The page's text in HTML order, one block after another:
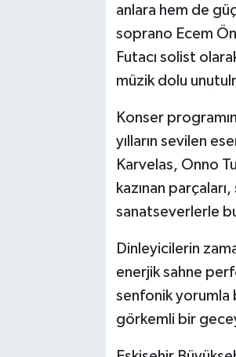
anlara hem de
soprano Ecem
Futacı solist
müzik dolu
Konser
yılların sevilen
Karvelas, Onno
kazınan
sanatseverlerle
Dinleyicilerin
enerjik sahne
senfonik yorumla
görkemli bir